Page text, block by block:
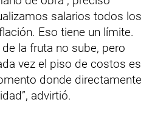
salarios todos los
Eso tiene un límite.
la fruta no sube, pero
vez el piso de costos es
donde directamente
advirtió.